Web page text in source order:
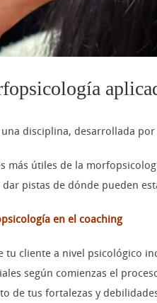
disciplina, desarrollada
más útiles de la
pistas de dónde pueden
en el coaching
tu cliente a nivel psicológico
según comienzas el
de tus fortalezas y